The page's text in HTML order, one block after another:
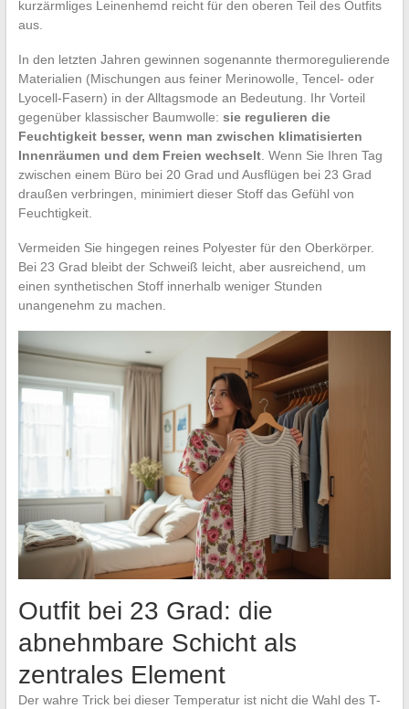
kurzärmliges Leinenhemd reicht für den oberen Teil des Outfits
aus.
In den letzten Jahren gewinnen sogenannte thermoregulierende
Materialien (Mischungen aus feiner Merinowolle, Tencel- oder
Lyocell-Fasern) in der Alltagsmode an Bedeutung. Ihr Vorteil
gegenüber klassischer Baumwolle: sie regulieren die
Feuchtigkeit besser, wenn man zwischen klimatisierten
Innenräumen und dem Freien wechselt. Wenn Sie Ihren Tag
zwischen einem Büro bei 20 Grad und Ausflügen bei 23 Grad
draußen verbringen, minimiert dieser Stoff das Gefühl von
Feuchtigkeit.
Vermeiden Sie hingegen reines Polyester für den Oberkörper.
Bei 23 Grad bleibt der Schweiß leicht, aber ausreichend, um
einen synthetischen Stoff innerhalb weniger Stunden
unangenehm zu machen.
Outfit bei 23 Grad: die
abnehmbare Schicht als
zentrales Element
Der wahre Trick bei dieser Temperatur ist nicht die Wahl des T-